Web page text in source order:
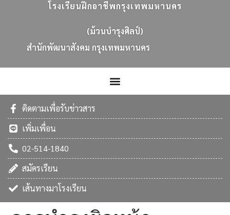
โรงเรียนฝึกอาชีพกรุงเทพมหานคร
(ม้วนบำรุงศิลป์)
สนกพฒนาสงคม กรงเทพมหานคร
ติดตามเพื่อรับข่าวสาร
เพิ่มเพื่อน
02-514-1840
สมัครเรียน
เส้นทางมาโรงเรียน